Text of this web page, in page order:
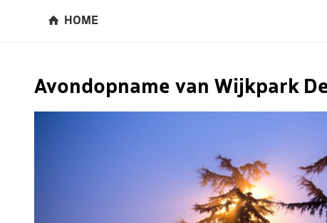
HOME
Avondopname van Wijkpark